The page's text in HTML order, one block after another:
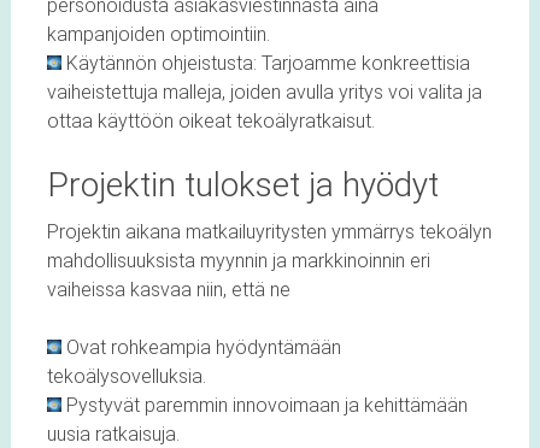
personoidusta asiakasviestinnästä aina
kampanjoiden optimointiin.
Käytännön ohjeistusta: Tarjoamme konkreettisia
vaiheistettuja malleja, joiden avulla yritys voi valita ja
ottaa käyttöön oikeat tekoälyratkaisut.
Projektin tulokset ja hyödyt
Projektin aikana matkailuyritysten ymmärrys tekoälyn
mahdollisuuksista myynnin ja markkinoinnin eri
vaiheissa kasvaa niin, että ne
Ovat rohkeampia hyödyntämään
tekoälysovelluksia.
Pystyvät paremmin innovoimaan ja kehittämään
uusia ratkaisuja.